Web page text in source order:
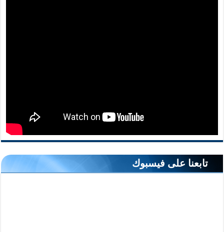
تابعنا على فيسبوك